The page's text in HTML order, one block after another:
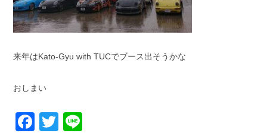
来年はKato-Gyu with TUCでブース出そうかな
おしまい
Facebook
Twitter